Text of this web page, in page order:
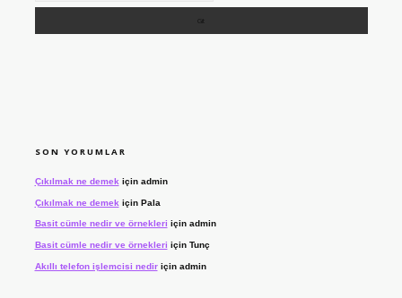
SON YORUMLAR
Çıkılmak ne demek için admin
Çıkılmak ne demek için Pala
Basit cümle nedir ve örnekleri için admin
Basit cümle nedir ve örnekleri için Tunç
Akıllı telefon işlemcisi nediriçin admin